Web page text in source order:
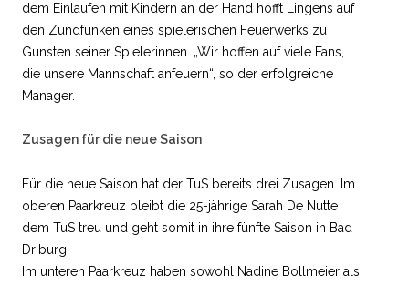
dem Einlaufen mit Kindern an der Hand hofft Lingens auf
den Zündfunken eines spielerischen Feuerwerks zu
Gunsten seiner Spielerinnen. „Wir hoffen auf viele Fans,
die unsere Mannschaft anfeuern“, so der erfolgreiche
Manager.
Zusagen für die neue Saison
Für die neue Saison hat der TuS bereits drei Zusagen. Im
oberen Paarkreuz bleibt die 25-jährige Sarah De Nutte
dem TuS treu und geht somit in ihre fünfte Saison in Bad
Driburg.
Im unteren Paarkreuz haben sowohl Nadine Bollmeier als